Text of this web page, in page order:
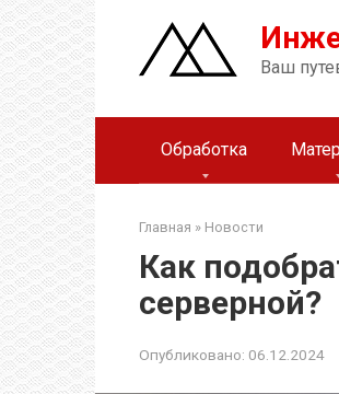
Перейти
к
контенту
Ваш
Обработка
Главная » Новости
Как
серверной?
Опубликовано: 06.12.2024